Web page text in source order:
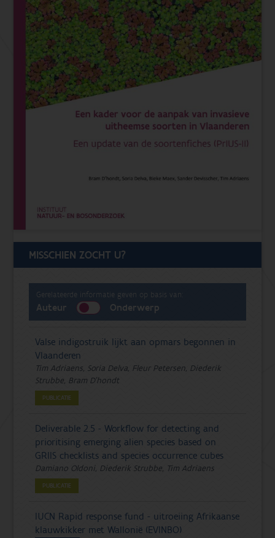
MISSCHIEN ZOCHT U?
Gerelateerde informatie geven op basis van:
Auteur Onderwerp
Valse indigostruik lijkt aan opmars begonnen in
Vlaanderen
Tim Adriaens, Soria Delva, Fleur Petersen, Diederik
Strubbe, Bram D'hondt
PUBLICATIE
Deliverable 2.5 - Workflow for detecting and
prioritising emerging alien species based on
GRIIS checklists and species occurrence cubes
Damiano Oldoni, Diederik Strubbe, Tim Adriaens
PUBLICATIE
IUCN Rapid response fund - uitroeiing Afrikaanse
klauwkikker met Wallonië (EVINBO)